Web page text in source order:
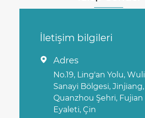
İletişim bilgileri
 Adres
No.19, Ling'an Yolu, Wuli
Sanayi Bölgesi, Jinjiang,
Quanzhou Şehri, Fujian
Eyaleti, Çin